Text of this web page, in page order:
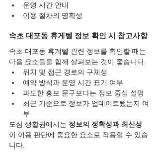
운영 시간 안내
이용 절차의 명확성
속초 대포동 휴게텔 정보 확인 시 참고사항
속초 대포동 휴게텔 관련 정보를 확인할 때는
다음 요소들을 함께 살펴보는 것이 좋습니다.
위치 및 접근 경로의 구체성
예약 방식과 운영 시간 표기 여부
과도한 홍보 문구보다는 정보 중심 설명
최근 기준으로 정보가 업데이트됐는지 여
부
도심 생활권에서는 정보의 정확성과 최신성
이 이용 판단에 중요한 요소로 작용할 수 있습
니다.